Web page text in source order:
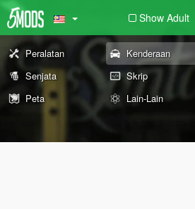
Show Adult
Peralatan Kenderaan
Senjata
Skrip
Peta
Lain-Lain